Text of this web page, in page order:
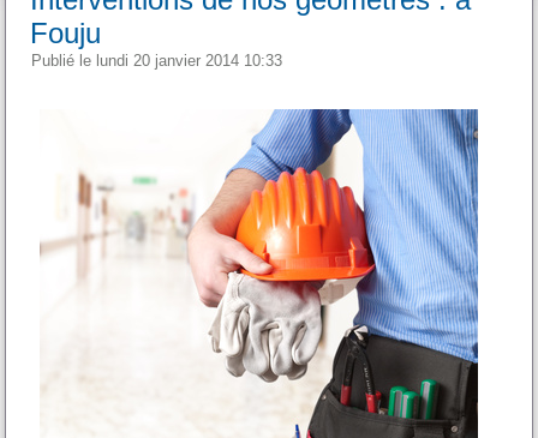
Fouju
Publié le lundi 20 janvier 2014 10:33